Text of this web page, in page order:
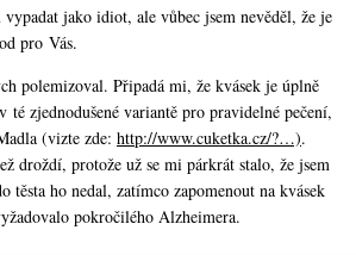
jako idiot, ale vůbec jsem nevěděl, že je
pro Vás.
polemizoval. Připadá mi, že kvásek je úplně
zjednodušené variantě pro pravidelné pečení,
(vizte zde: http://www.cuketka.cz/?…).
droždí, protože už se mi párkrát stalo, že jsem
těsta ho nedal, zatímco zapomenout na kvásek
pokročilého Alzheimera.